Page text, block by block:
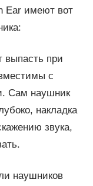
Ear имеют вот
выпасть при
с
Сам наушник
накладка
звука,
наушников